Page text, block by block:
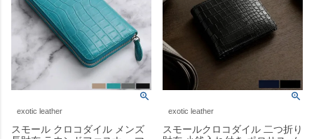
exotic leather
スモール クロコダイル メンズ
exotic leather
スモールクロコダイル 二つ折り